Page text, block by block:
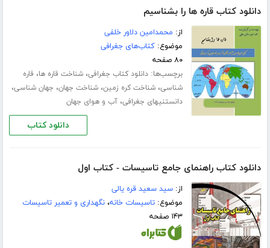
دانلود کتاب قاره ها را بشناسیم
از: محمدامین دلاور خلفی
موضوع:کتاب‌های جغرافی
۸۰ صفحه
برچسب‌ها:دانلود کتاب جغرافی،شناخت قاره ها، قاره
شناسی،شناخت کره زمین،شناخت جهان، جهان شناسی،
دانستنیهای جغرافی،آب و هوای جهان
دانلود کتاب
دانلود کتاب راهنمای جامع تاسیسات - کتاب اول
از:سید سعید قره یالی
موضوع:تاسیسات خانه،نگهداری و تعمیر تاسیسات
۱۴۳ صفحه